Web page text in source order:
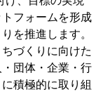
フォームを形成
を推進します。
づくりに向けた
団体・企業・行
積極的に取り組